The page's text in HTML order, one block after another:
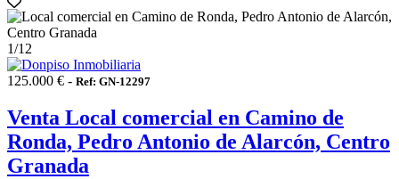
1/12
125.000 € - Ref: GN-12297
Venta Local comercial en Camino de
Ronda, Pedro Antonio de Alarcón, Centro
Granada